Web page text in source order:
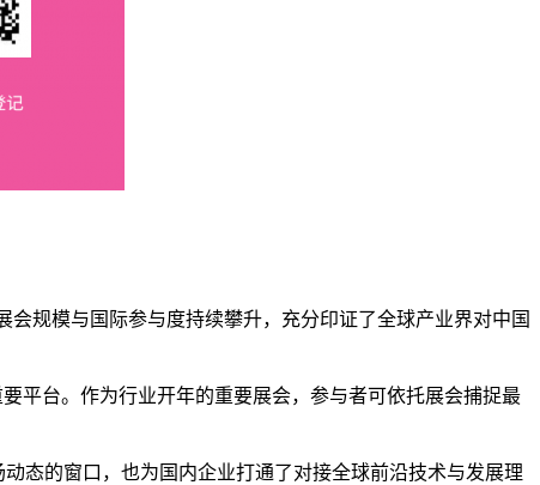
会规模与国际参与度持续攀升，充分印证了全球产业界对中国
平台。作为行业开年的重要展会，参与者可依托展会捕捉最
态的窗口，也为国内企业打通了对接全球前沿技术与发展理